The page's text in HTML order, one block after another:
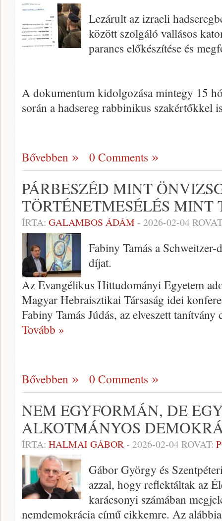
Lezárult az izraeli
között szolgáló vallásos
parancs előkészítése és
A dokumentum kidolgozása mintegy 15
során a hadsereg rabbinikus szakértőkkel
Bővebben 0 Comments
PÁRBESZÉD MINT
TÖRTÉNETMESÉLÉS MINT
ÍRTA: GALAMBOS ÁDÁM - 2026-02-04
Fabiny Tamás a
díjat.
Az Evangélikus Hittudományi Egyetem
Magyar Hebraisztikai Társaság idei
Fabiny Tamás Júdás, az elveszett
Tovább »
Bővebben 0 Comments
NEM EGYFORMÁN, DE
ALKOTMÁNYOS
ÍRTA: HALMAI GÁBOR- 2026-02-04ROVAT:
Gábor György és
azzal, hogy reflektáltak az
karácsonyi számában
nemdemokrácia című cikkemre. Az